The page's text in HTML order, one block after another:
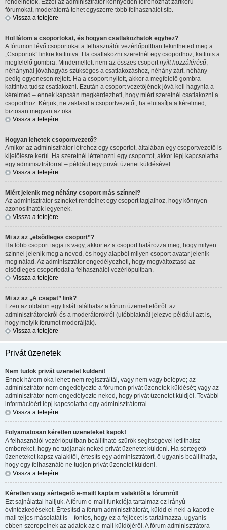
rendelhetők. Ezzel az adminisztrátor könnyedén létrehozhat zártkörű
fórumokat, moderátorrá tehet egyszerre több felhasználót stb.
Vissza a tetejére
Hol látom a csoportokat, és hogyan csatlakozhatok egyhez?
A fórumon lévő csoportokat a felhasználói vezérlőpultban tekintheted meg a
„Csoportok” linkre kattintva. Ha csatlakozni szeretnél egy csoporthoz, kattints a
megfelelő gombra. Mindemellett nem az összes csoportnyílt hozzáférésű,
néhánynál jóváhagyás szükséges a csatlakozáshoz, néhány zárt, néhány
pedig egyenesen rejtett. Ha a csoport nyitott, akkor a megfelelő gombra
kattintva tudsz csatlakozni. Ezután a csoport vezetőjének jóvá kell hagynia a
kérelmed – ennek kapcsán megkérdezheti, hogy miért szeretnél csatlakozni a
csoporthoz. Kérjük, ne zaklasd a csoportvezetőt, ha elutasítja a kérelmed,
biztosan megvan az oka.
Vissza a tetejére
Hogyan lehetek csoportvezető?
Amikor az adminisztrátor létrehoz egy csoportot, általában egy csoportvezető is
kijelölésre kerül. Ha szeretnél létrehozni egy csoportot, akkor lépj kapcsolatba
egy adminisztrátorral – például egy privát üzenet küldésével.
Vissza a tetejére
Miért jelenik meg néhány csoport más színnel?
Az adminisztrátor színeket rendelhet egy csoport tagjaihoz, hogy könnyen
azonosíthatók legyenek.
Vissza a tetejére
Mi az az „elsődleges csoport”?
Ha több csoport tagja is vagy, akkor ez a csoport határozza meg, hogy milyen
színnel jelenik meg a neved, és hogy alapból milyen csoport avatar jelenik
meg nálad. Az adminisztrátor engedélyezheti, hogy megváltoztasd az
elsődleges csoportodat a felhasználói vezérlőpultban.
Vissza a tetejére
Mi az az „A csapat” link?
Ezen az oldalon egy listát találhatsz a fórum üzemeltetőiről: az
adminisztrátorokról és a moderátorokról (utóbbiaknál jelezve például azt is,
hogy melyik fórumot moderálják).
Vissza a tetejére
Privát üzenetek
Nem tudok privát üzenetet küldeni!
Ennek három oka lehet: nem regisztráltál, vagy nem vagy belépve; az
adminisztrátor nem engedélyezte a fórumon privát üzenetek küldését; vagy az
adminisztrátor nem engedélyezte neked, hogy privát üzenetet küldjél. További
információért lépj kapcsolatba egy adminisztrátorral.
Vissza a tetejére
Folyamatosan kéretlen üzeneteket kapok!
A felhasználói vezérlőpultban beállítható szűrők segítségével letilthatsz
embereket, hogy ne tudjanak neked privát üzenetet küldeni. Ha sértegető
üzeneteket kapsz valakitől, értesíts egy adminisztrátort, ő ugyanis beállíthatja,
hogy egy felhasználó ne tudjon privát üzenetet küldeni.
Vissza a tetejére
Kéretlen vagy sértegető e-mailt kaptam valakitől a fórumról!
Ezt sajnálattal halljuk. A fórum e-mail funkciója tartalmaz ez irányú
óvintézkedéseket. Értesítsd a fórum adminisztrátorát, küldd el neki a kapott e-
mail teljes másolatát is – fontos, hogy ez a fejlécet is tartalmazza, ugyanis
ebben szerepelnek az adatok az e-mail küldőjéről. A fórum adminisztrátora